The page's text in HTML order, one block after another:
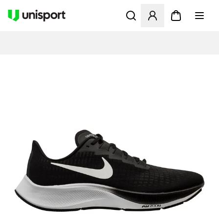
Åbner en Modal til at